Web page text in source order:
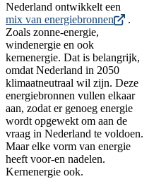
Nederland ontwikkelt een
mix van energiebronnen
.
Zoals zonne-energie,
windenergie en ook
kernenergie. Dat is belangrijk,
omdat Nederland in 2050
klimaatneutraal wil zijn. Deze
energiebronnen vullen elkaar
aan, zodat er genoeg energie
wordt opgewekt om aan de
vraag in Nederland te voldoen.
Maar elke vorm van energie
heeft voor-en nadelen.
Kernenergie ook.